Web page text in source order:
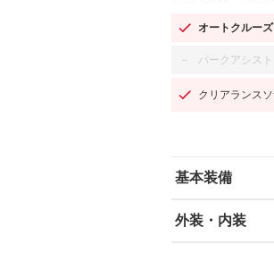
オートクルー
－ パークアシスト
クリアランス
基本装備
エアバッグ：運
外装・内装